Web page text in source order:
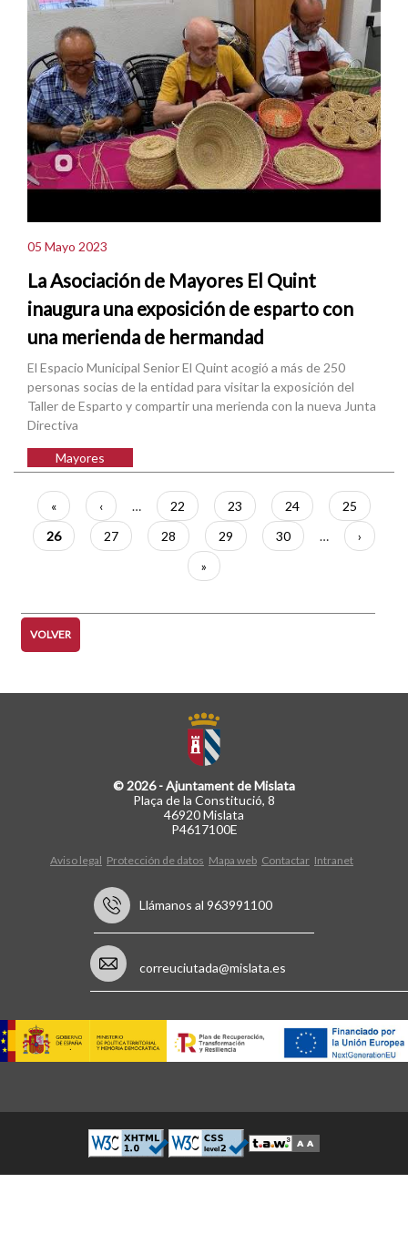
05 Mayo 2023
La Asociación de Mayores El Quint
inaugura una exposición de esparto con
una merienda de hermandad
El Espacio Municipal Senior El Quint acogió a más de 250
personas socias de la entidad para visitar la exposición del
Taller de Esparto y compartir una merienda con la nueva Junta
Directiva
Mayores
Paginación
Primera
página
«
Página
anterior
‹ … Página
22 Página
23 Página
24 Página
25
Página
actual
26 Página
27 Página
28 Página
29 Página
30 …
página
›
Última
página
»
VOLVER
© 2026 - Ajuntament de Mislata
Plaça de la Constitució, 8
46920 Mislata
P4617100E
Aviso legal Protección de datos Mapa web Contactar Intranet
Llámanos al 963991100
correuciutada@mislata.es